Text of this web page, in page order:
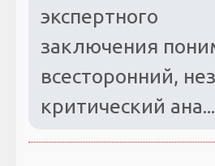
экспертного
заключения
всесторонний,
критический ана...